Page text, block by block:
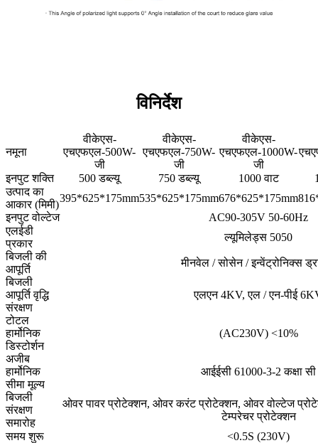
विनिर्देश
नमूना
वीकेएस-
एचएफएल-500W-
जी
वीकेएस-
एचएफएल-750W-
जी
वीकेएस-
एचएफएल-1000W-
जी
इनपुट शक्ति 500 डब्ल्यू 750 डब्ल्यू 1000 वाट
उत्पाद का
आकार (मिमी)
395*625*175mm535*625*175mm676*625*175mm
इनपुट वोल्टेज
AC90-305V 50-60Hz
एलईडी
प्रकार
ल्यूमिलेड्स 5050
बिजली की
आपूर्ति
मीनवेल / सोसेन / इन्वेंट्रोनिक्स
बिजली
आपूर्ति वृद्धि
संरक्षण
एलएन 4KV, एल / एन-पीई
टोटल
हार्मोनिक
डिस्टोर्शन
(AC230V) <10%
अजीब
हार्मोनिक
सीमा मूल्य
आईईसी 61000-3-2 कक्षा सी
बिजली
संरक्षण
समारोह
ओवर पावर प्रोटेक्शन, ओवर करंट प्रोटेक्शन, ओवर वोल्टेज
टेम्परेचर प्रोटेक्शन
समय शुरू
<0.5S (230V)